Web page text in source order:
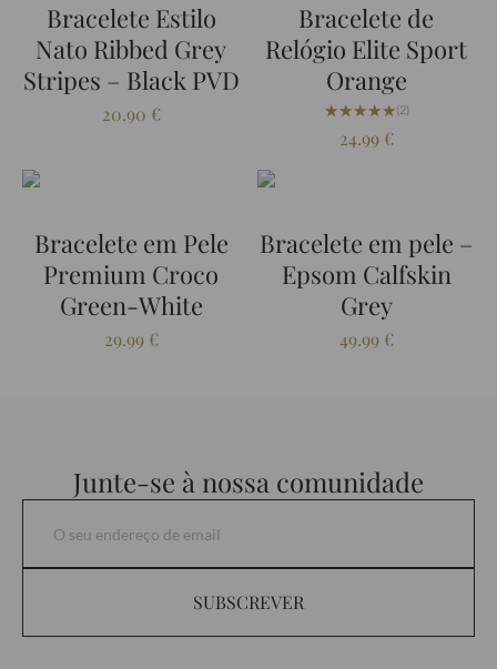
Bracelete Estilo
Nato Ribbed Grey
Stripes – Black PVD
20.90 €
Bracelete de
Relógio Elite Sport
Orange
★★★★★
★★★★★(2)
24.99 €
Bracelete em Pele
Premium Croco
Green-White
29.99 €
Bracelete em pele –
Epsom Calfskin
Grey
49.99 €
Junte-se à nossa comunidade
SUBSCREVER